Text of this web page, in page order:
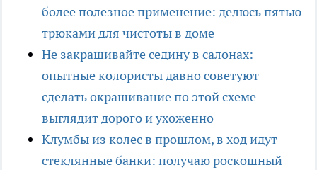
более полезное применение: делюсь пятью
трюками для чистоты в доме
Не закрашивайте седину в салонах:
опытные колористы давно советуют
сделать окрашивание по этой схеме -
выглядит дорого и ухоженно
Клумбы из колес в прошлом, в ход идут
стеклянные банки: получаю роскошный